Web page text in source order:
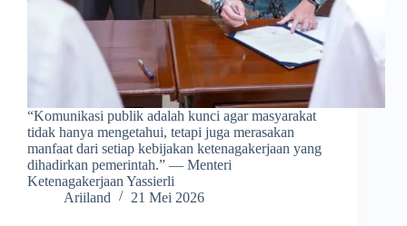
“Komunikasi publik adalah kunci agar masyarakat
tidak hanya mengetahui, tetapi juga merasakan
manfaat dari setiap kebijakan ketenagakerjaan yang
dihadirkan pemerintah.” — Menteri
Ketenagakerjaan Yassierli
Ariiland
21 Mei 2026